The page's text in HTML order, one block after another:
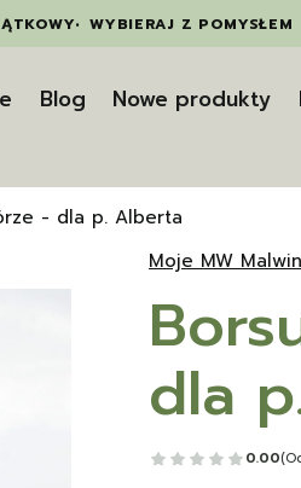
• WYBIERAJ Z POMYSŁEM
Blog Nowe produkty
- dla p. Alberta
Moje MW
dla
0.00